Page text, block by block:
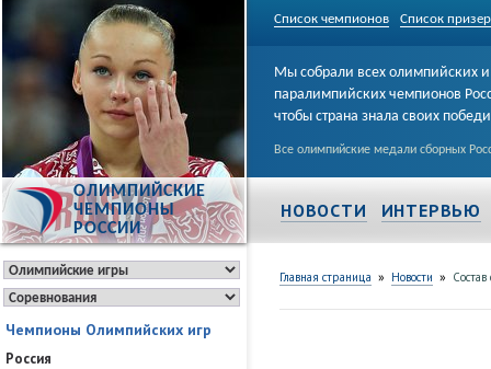
Список чемпионов Список
ОЛИМПИЙСКИЕ
ЧЕМПИОНЫ
РОССИИ
Мы собрали всех олимпийских и
паралимпийских чемпионов
чтобы страна знала своих
Все олимпийские медали сборных
НОВОСТИ ИНТЕРВЬЮ
Чемпионы Олимпийских игр
Россия
Главная страница » Новости »